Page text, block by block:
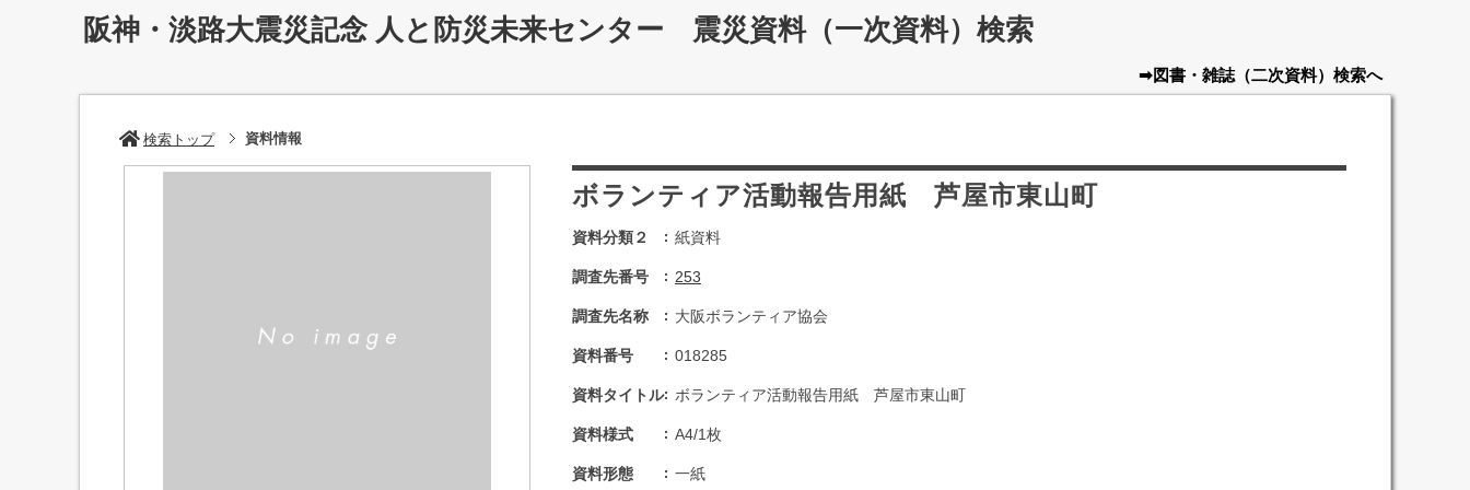
阪神・淡路大震災記念 人と防災未来センター 震災資料（一次資料）検索
➡図書・雑誌（二次資料） 検索へ
検索トップ 資料情報
ボランティア活動報告用紙 芦屋市東山町
資料分類２ 紙資料
調査先番号 253
調査先名称 大阪ボランティア協会
資料番号 018285
資料タイトル ボランティア活動報告用紙 芦屋市東山町
資料様式 A4/1枚
資料形態 一紙